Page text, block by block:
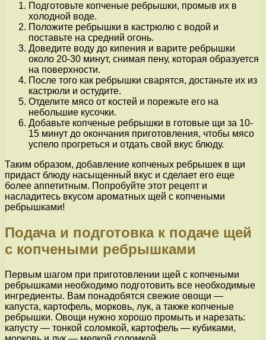
Подготовьте копченые ребрышки, промыв их в
холодной воде.
Положите ребрышки в кастрюлю с водой и
поставьте на средний огонь.
Доведите воду до кипения и варите ребрышки
около 20-30 минут, снимая пену, которая образуется
на поверхности.
После того как ребрышки сварятся, достаньте их из
кастрюли и остудите.
Отделите мясо от костей и порежьте его на
небольшие кусочки.
Добавьте копченые ребрышки в готовые щи за 10-
15 минут до окончания приготовления, чтобы мясо
успело прогреться и отдать свой вкус блюду.
Таким образом, добавление копченых ребрышек в щи
придаст блюду насыщенный вкус и сделает его еще
более аппетитным. Попробуйте этот рецепт и
насладитесь вкусом ароматных щей с копчеными
ребрышками!
Подача и подготовка к подаче щей
с копчеными ребрышками
Первым шагом при приготовлении щей с копчеными
ребрышками необходимо подготовить все необходимые
ингредиенты. Вам понадобятся свежие овощи —
капуста, картофель, морковь, лук, а также копченые
ребрышки. Овощи нужно хорошо промыть и нарезать:
капусту — тонкой соломкой, картофель — кубиками,